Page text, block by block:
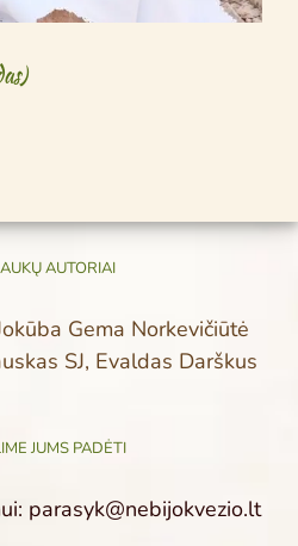
AUTORIAI
Gema Norkevičiūtė
SJ, Evaldas Darškus
JUMS PADĖTI
parasyk@nebijokvezio.lt